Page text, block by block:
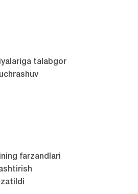
talabgor
farzandlari